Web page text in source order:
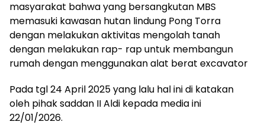
masyarakat bahwa yang bersangkutan MBS
memasuki kawasan hutan lindung Pong Torra
dengan melakukan aktivitas mengolah tanah
dengan melakukan rap- rap untuk membangun
rumah dengan menggunakan alat berat excavator
Pada tgl 24 April 2025 yang lalu hal ini di katakan
oleh pihak saddan II Aldi kepada media ini
22/01/2026.